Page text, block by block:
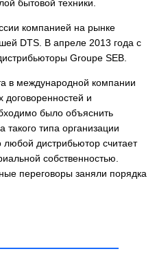
бытовой техники.
компанией на рынке
DTS. В апреле 2013 года с
Groupe SЕВ.
в международной компании
договоренностей и
было объяснить
типа организации
любой дистрибьютор считает
собственностью.
переговоры заняли порядка